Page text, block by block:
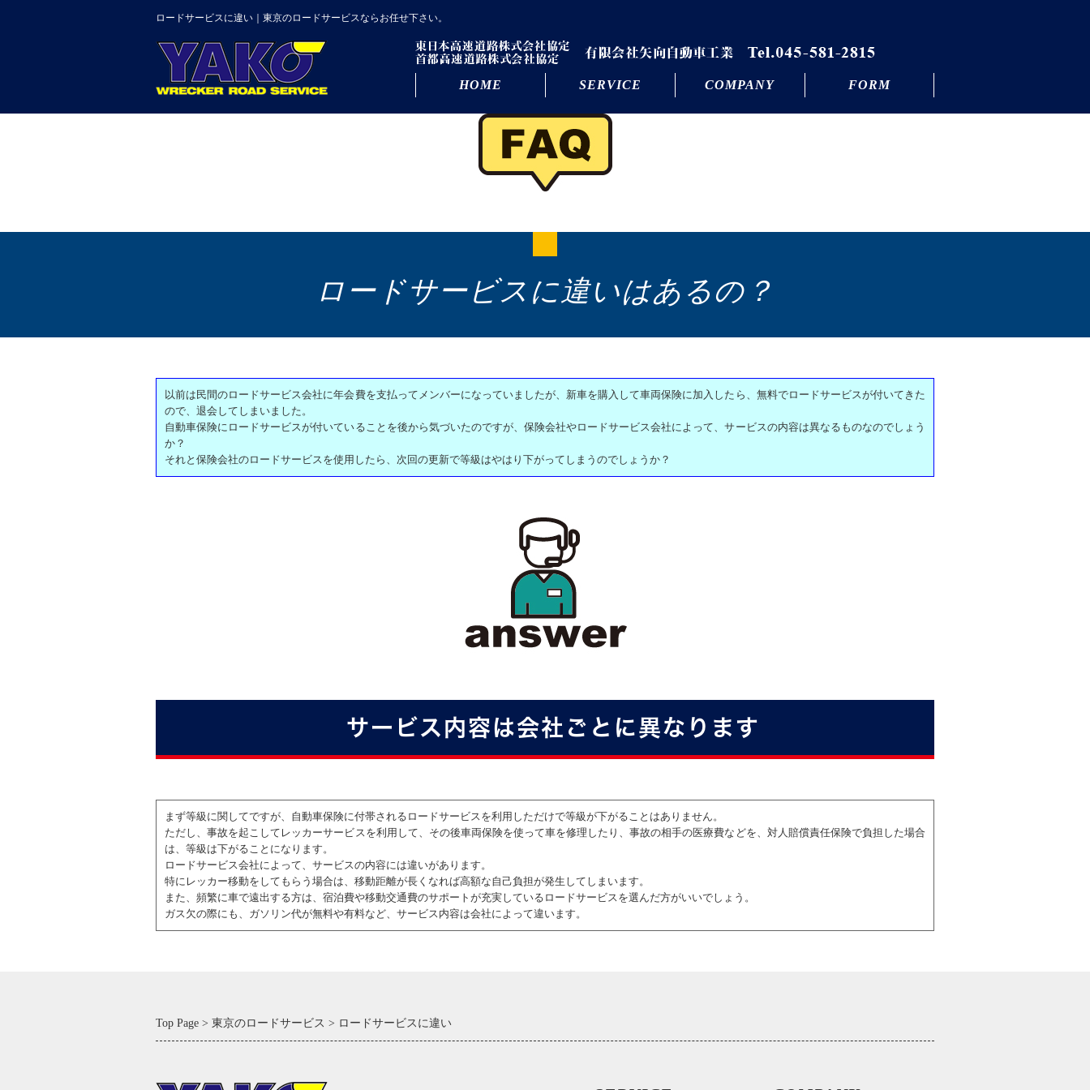
ロードサービスに違い｜東京のロードサービスならお任せ下さい。
HOME SERVICE COMPANY FORM
ロードサービスに違いはあるの？
以前は民間のロードサービス会社に年会費を支払ってメンバーになっていましたが、新車を購入して車両保険に加入したら、無料でロードサービスが付いてきた
ので、退会してしまいました。
自動車保険にロードサービスが付いていることを後から気づいたのですが、保険会社やロードサービス会社によって、サービスの内容は異なるものなのでしょう
か？
それと保険会社のロードサービスを使用したら、次回の更新で等級はやはり下がってしまうのでしょうか？
サービス内容は会社ごとに異なります
まず等級に関してですが、自動車保険に付帯されるロードサービスを利用しただけで等級が下がることはありません。
ただし、事故を起こしてレッカーサービスを利用して、その後車両保険を使って車を修理したり、事故の相手の医療費などを、対人賠償責任保険で負担した場合
は、等級は下がることになります。
ロードサービス会社によって、サービスの内容には違いがあります。
特にレッカー移動をしてもらう場合は、移動距離が長くなれば高額な自己負担が発生してしまいます。
また、頻繁に車で遠出する方は、宿泊費や移動交通費のサポートが充実しているロードサービスを選んだ方がいいでしょう。
ガス欠の際にも、ガソリン代が無料や有料など、サービス内容は会社によって違います。
Top Page 東京のロードサービス ロードサービスに違い